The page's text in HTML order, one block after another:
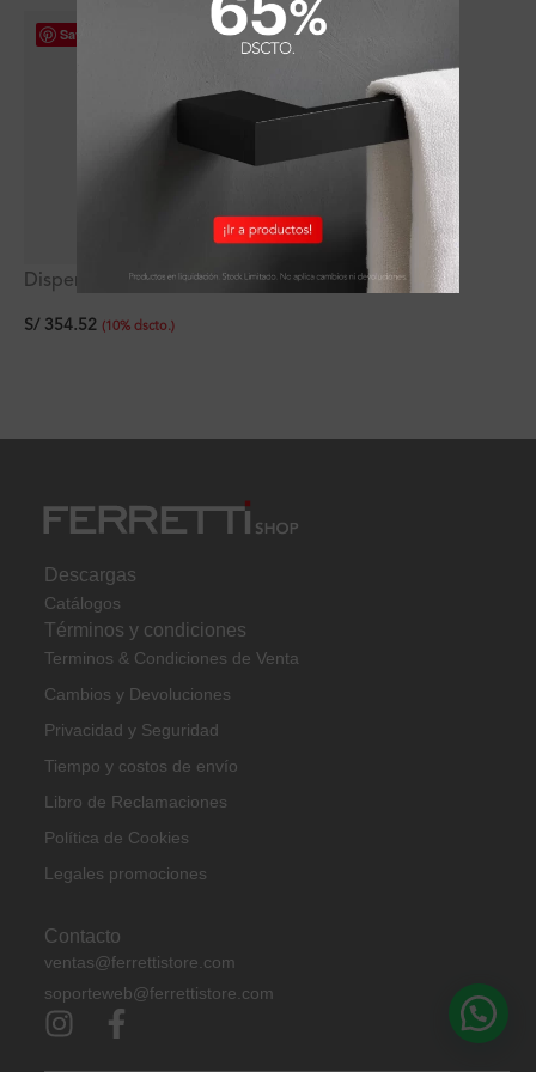
Save
Dispensador de jabón
S/354.52 (10% dscto.)
Descargas
Catálogos
Términos y condiciones
Terminos & Condiciones de Venta
Cambios y Devoluciones
Privacidad y Seguridad
Tiempo y costos de envío
Libro de Reclamaciones
Política de Cookies
Legales promociones
Contacto
ventas@ferrettistore.com
soporteweb@ferrettistore.com